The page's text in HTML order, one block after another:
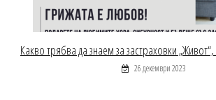
Какво трябва да знаем за застраховки
26 декември 2023